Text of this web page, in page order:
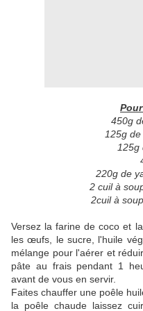
450g
125g
125g
220g de
2 cuil à
2cuil à
Versez la farine de coco et
les œufs, le sucre, l'huile
mélange pour l'aérer et
pâte au frais pendant 1
avant de vous en servir.
Faites chauffer une poêle
la poêle chaude laissez